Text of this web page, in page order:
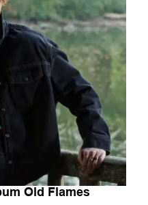
Old Flames